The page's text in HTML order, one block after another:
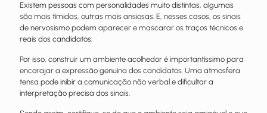
Existem pessoas com personalidades muito distintas, algumas
são mais tímidas, outras mais ansiosas. E, nesses casos, os sinais
de nervosismo podem aparecer e mascarar os traços técnicos e
reais dos candidatos.
Por isso, construir um ambiente acolhedor é importantíssimo para
encorajar a expressão genuína dos candidatos. Uma atmosfera
tensa pode inibir a comunicação não verbal e dificultar a
interpretação precisa dos sinais.